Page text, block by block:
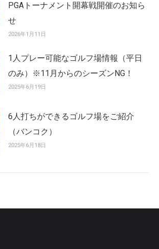
PGAトーナメント開幕戦開催のお知ら
せ
2026年1月11日
1人プレー可能なゴルフ場情報（平日
のみ）※11月からのシーズンNG！
2025年6月19日
6人打ちができるゴルフ場をご紹介
（バンコク）
2025年6月18日